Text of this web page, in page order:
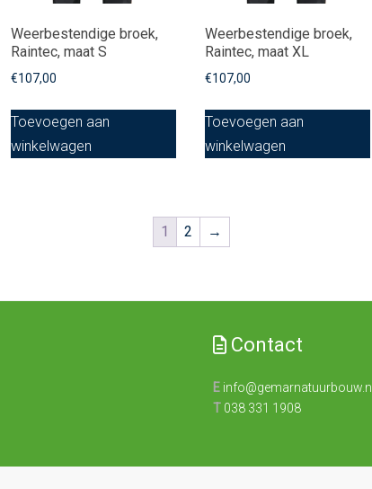
Weerbestendige broek,
Raintec, maat S
€107,00
Toevoegen aan
winkelwagen
Weerbestendige broek,
Raintec, maat XL
€107,00
Toevoegen aan
winkelwagen
1 2 →
Contact
E info@gemarnatuurbouw.nl
T 038 331 1908